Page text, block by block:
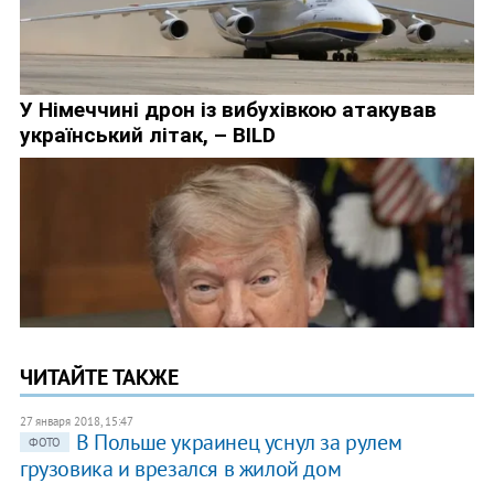
ЧИТАЙТЕ ТАКЖЕ
27 января 2018, 15:47
ФОТО
​В Польше украинец уснул за рулем
грузовика и врезался в жилой дом